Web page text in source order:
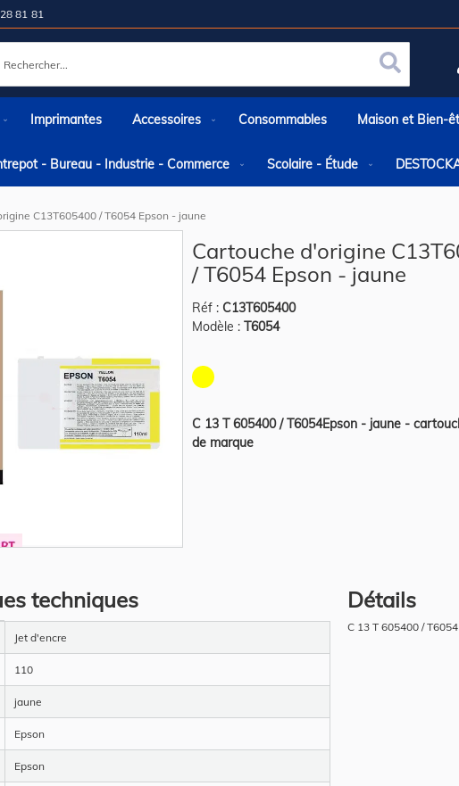
81 81
Rechercher Rechercher
Imprimantes Accessoires Consommables Maison et Bien-
- Bureau - Industrie - Commerce Scolaire - Étude
C13T605400 / T6054 Epson - jaune
Cartouche d'origine
/ T6054 Epson - jaune
Réf : C13T605400
Modèle : T6054
C 13 T 605400 / T6054Epson - jaune -
de marque
techniques
Jet d'encre
110
jaune
Epson
Epson
Détails
C 13 T 605400 /